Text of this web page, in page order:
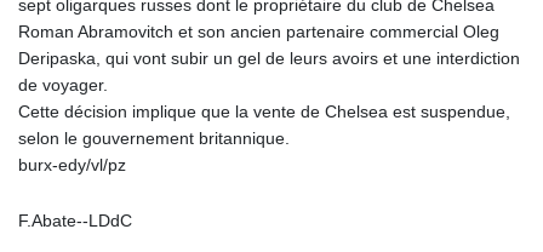
sept oligarques russes dont le propriétaire du club de Chelsea
Roman Abramovitch et son ancien partenaire commercial Oleg
Deripaska, qui vont subir un gel de leurs avoirs et une interdiction
de voyager.
Cette décision implique que la vente de Chelsea est suspendue,
selon le gouvernement britannique.
burx-edy/vl/pz
F.Abate--LDdC